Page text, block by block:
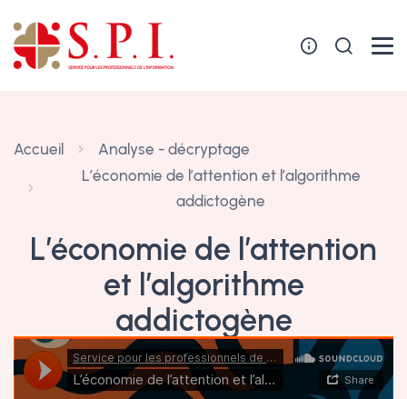
Accueil
Analyse - décryptage
L’économie de l’attention et l’algorithme
addictogène
L’économie de l’attention
et l’algorithme
addictogène
16 septembre 2025